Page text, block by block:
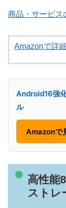
商品・サービス
Amazonで詳
Android16強
ル
Amazonで
高性能
ストレ